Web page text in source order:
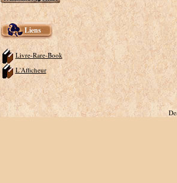
Liens
Livre-Rare-Book
L'Afficheur